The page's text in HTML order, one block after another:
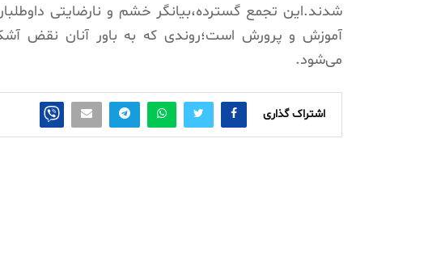
شدند.این تجمع گسترده،بیانگر خشم و نارضایتی
آموزش و پرورش است؛روندی که به باور آنان نقض
می‌شود.
اشتراک گذاری